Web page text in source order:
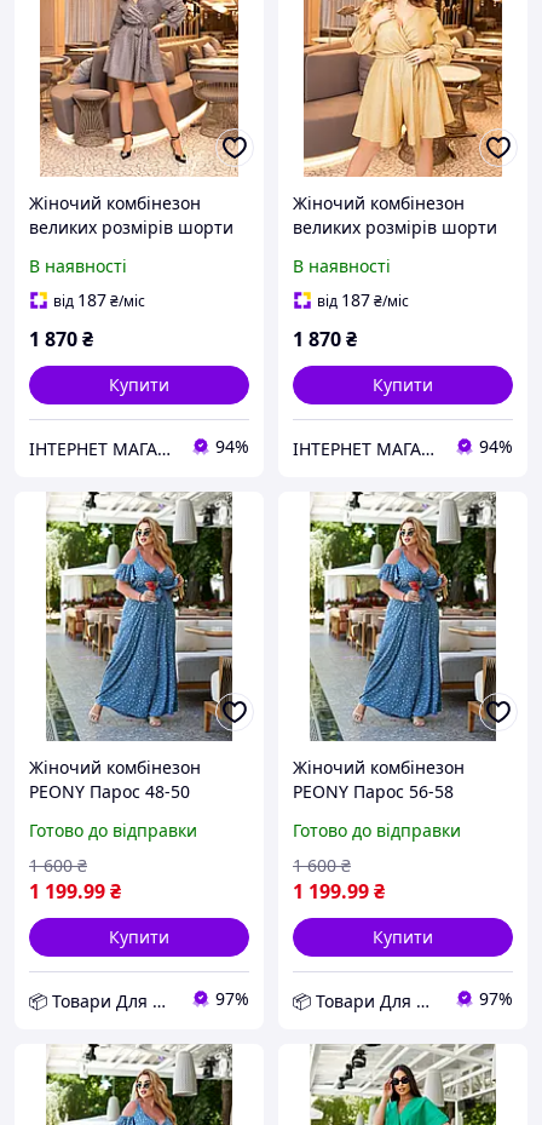
Жіночий комбінезон
великих розмірів шорти
великих розмірів сірий
В наявності
від 187₴/міс
1 870₴
Купити
ІНТЕРНЕТ МАГАЗИН СТИЛЬНОГО ОДЯГУ ТА ВЗУТТЯ AnaSol-Style 94%
Жіночий комбінезон
великих розмірів шорти
великих розмірів
золотистий
В наявності
від 187₴/міс
1 870₴
Купити
ІНТЕРНЕТ МАГАЗИН СТИЛЬНОГО ОДЯГУ ТА ВЗУТТЯ AnaSol-Style 94%
Жіночий комбінезон
PEONY Парос 48-50
50:213) D12-2026
Готово до відправки
1 199.99₴
1 600 ₴
Купити
📦 Товари Для Дому 97%
Жіночий комбінезон
PEONY Парос 56-58
58:213) D12-2026
Готово до відправки
1 199.99₴
1 600 ₴
Купити
📦 Товари Для Дому 97%